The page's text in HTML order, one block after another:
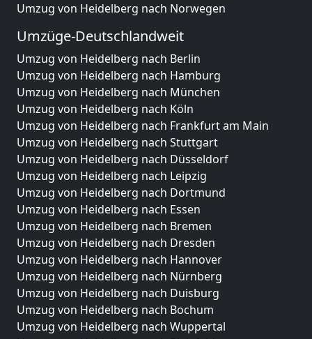
Umzug von Heidelberg nach Norwegen
Umzüge-Deutschlandweit
Umzug von Heidelberg nach Berlin
Umzug von Heidelberg nach Hamburg
Umzug von Heidelberg nach München
Umzug von Heidelberg nach Köln
Umzug von Heidelberg nach Frankfurt am Main
Umzug von Heidelberg nach Stuttgart
Umzug von Heidelberg nach Düsseldorf
Umzug von Heidelberg nach Leipzig
Umzug von Heidelberg nach Dortmund
Umzug von Heidelberg nach Essen
Umzug von Heidelberg nach Bremen
Umzug von Heidelberg nach Dresden
Umzug von Heidelberg nach Hannover
Umzug von Heidelberg nach Nürnberg
Umzug von Heidelberg nach Duisburg
Umzug von Heidelberg nach Bochum
Umzug von Heidelberg nach Wuppertal